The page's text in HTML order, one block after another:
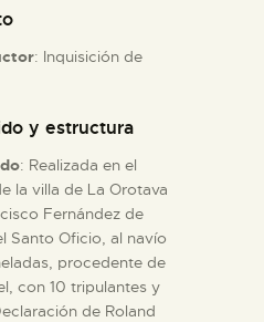
: Inquisición de
y estructura
: Realizada en el
la villa de La Orotava
Fernández de
Santo Oficio, al navío
procedente de
con 10 tripulantes y
de Roland